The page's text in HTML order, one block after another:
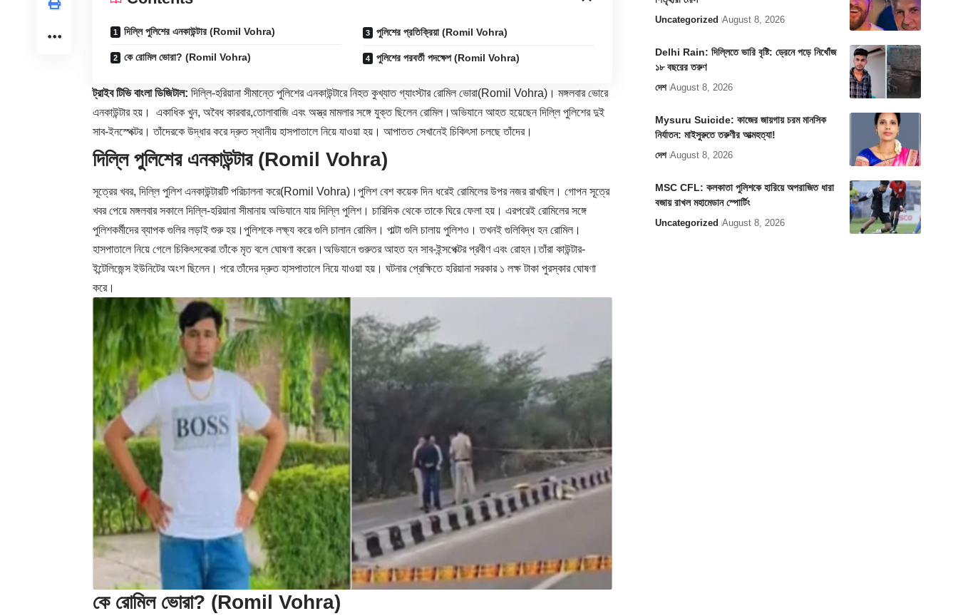
দিল্লি পুলিশের এনকাউন্টার (Romil Vohra)
কে রোমিল ভোরা? (Romil Vohra)
পুলিশের প্রতিক্রিয়া (Romil Vohra)
পুলিশের পরবর্তী পদক্ষেপ (Romil Vohra)
ট্রাইব টিভি বাংলা ডিজিটাল: দিল্লি-হরিয়ানা সীমান্তে পুলিশের এনকাউন্টারে নিহত কুখ্যাত গ্যাংস্টার রোমিল ভোরা(Romil Vohra)। মঙ্গলবার ভোরে
এনকাউন্টার হয়। একাধিক খুন, অবৈধ কারবার,তোলাবাজি এবং অস্ত্র মামলার সঙ্গে যুক্ত ছিলেন রোমিল।অভিযানে আহত হয়েছেন দিল্লি পুলিশের দুই
সাব-ইনস্পেক্টর। তাঁদেরকে উদ্ধার করে দ্রুত স্থানীয় হাসপাতালে নিয়ে যাওয়া হয়। আপাতত সেখানেই চিকিৎসা চলছে তাঁদের।
দিল্লি পুলিশের এনকাউন্টার (Romil Vohra)
সূত্রের খবর, দিল্লি পুলিশ এনকাউন্টারটি পরিচালনা করে(Romil Vohra)।পুলিশ বেশ কয়েক দিন ধরেই রোমিলের উপর নজর রাখছিল। গোপন সূত্রে
খবর পেয়ে মঙ্গলবার সকালে দিল্লি-হরিয়ানা সীমানায় অভিযানে যায় দিল্লি পুলিশ। চারিদিক থেকে তাকে ঘিরে ফেলা হয়। এরপরেই রোমিলের সঙ্গে
পুলিশকর্মীদের ব্যাপক গুলির লড়াই শুরু হয়।পুলিশকে লক্ষ্য করে গুলি চালান রোমিল। পাল্টা গুলি চালায় পুলিশও। তখনই গুলিবিদ্ধ হন রোমিল।
হাসপাতালে নিয়ে গেলে চিকিৎসকেরা তাঁকে মৃত বলে ঘোষণা করেন।অভিযানে গুরুতর আহত হন সাব-ইন্সপেক্টর প্রবীণ এবং রোহন।তাঁরা কাউন্টার-
ইন্টেলিজেন্স ইউনিটের অংশ ছিলেন। পরে তাঁদের দ্রুত হাসপাতালে নিয়ে যাওয়া হয়। ঘটনার প্রেক্ষিতে হরিয়ানা সরকার ১ লক্ষ টাকা পুরস্কার ঘোষণা
করে।
কে রোমিল ভোরা? (Romil Vohra)
Uncategorized August 8, 2026
Delhi Rain: দিল্লিতে ভারি বৃষ্টি: ড্রেনে পড়ে নিখোঁজ
১৮ বছরের তরুণ
দেশ August 8, 2026
Mysuru Suicide: কাজের জায়গায় চরম মানসিক
নির্যাতন: মাইসুরুতে তরুণীর আত্মহত্যা!
দেশ August 8, 2026
MSC CFL: কলকাতা পুলিশকে হারিয়ে অপরাজিত ধারা
বজায় রাখল মহামেডান স্পোর্টিং
Uncategorized August 8, 2026